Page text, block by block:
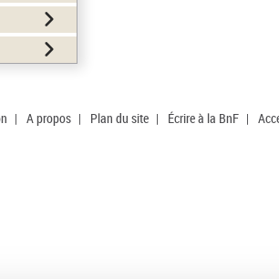
| A propos | Plan du site | Écrire à la BnF |